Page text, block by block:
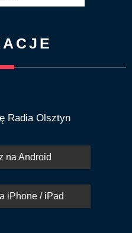
Radia Olsztyn
na Android
iPhone / iPad